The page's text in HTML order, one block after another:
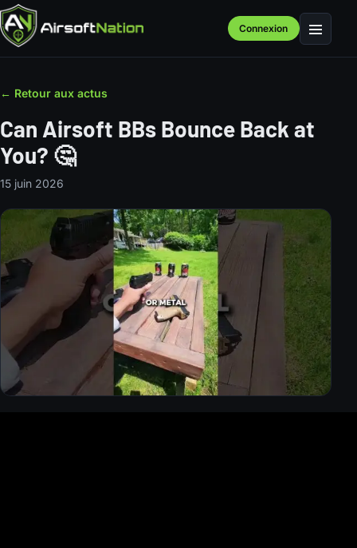
Connexion Menu
← Retour aux actus
Can Airsoft BBs Bounce Back at
You? 🤔
15 juin 2026